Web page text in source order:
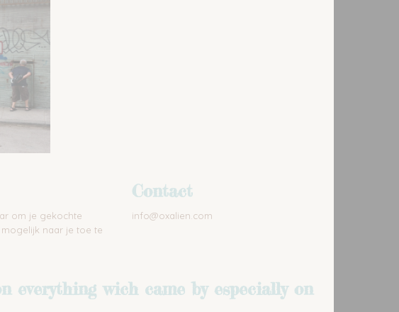
om je gekochte
naar je toe te
Contact
info@oxalien.com
wich came by especially on